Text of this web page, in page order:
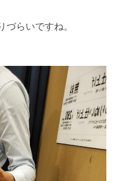
づらいですね。